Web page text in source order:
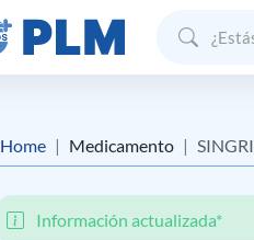
Home Medicamento
Información actualizada*